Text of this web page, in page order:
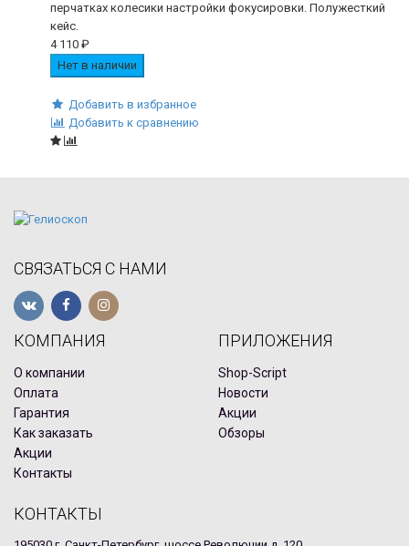
перчатках колесики настройки фокусировки. Полужесткий
кейс.
4 110 ₽
Нет в наличии
Добавить в избранное
Добавить к сравнению
СВЯЗАТЬСЯ С НАМИ
КОМПАНИЯ
О компании
Оплата
Гарантия
Как заказать
Акции
Контакты
ПРИЛОЖЕНИЯ
Shop-Script
Новости
Акции
Обзоры
КОНТАКТЫ